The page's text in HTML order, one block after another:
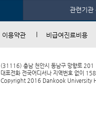
관련기관
이용약관 비급여진료비용
(31116) 충남 천안시 동남구 망향로 201
대표전화 전국어디서나 지역번호 없이
Copyright 2016 Dankook University